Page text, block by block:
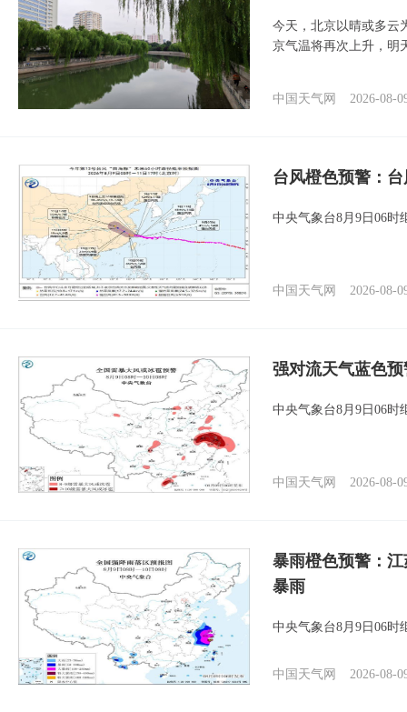
今天，北京以晴或多云
京气温将再次上升，明
中国天气网 2026-08-
台风橙色预警：
中央气象台8月9日06时
中国天气网 2026-08-
强对流天气蓝色
中央气象台8月9日06时
中国天气网 2026-08-
暴雨橙色预警：
暴雨
中央气象台8月9日06时
中国天气网 2026-08-